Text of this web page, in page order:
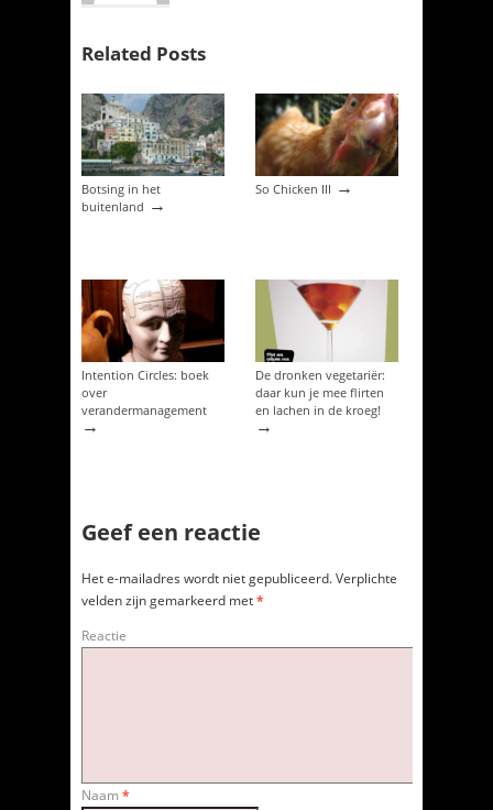
Related Posts
Botsing in het
buitenland →
So Chicken III →
Intention Circles: boek
over
verandermanagement
→
De dronken vegetariër:
daar kun je mee flirten
en lachen in de kroeg!
→
Geef een reactie
Het e-mailadres wordt niet gepubliceerd. Verplichte
velden zijn gemarkeerd met*
Reactie
Naam *